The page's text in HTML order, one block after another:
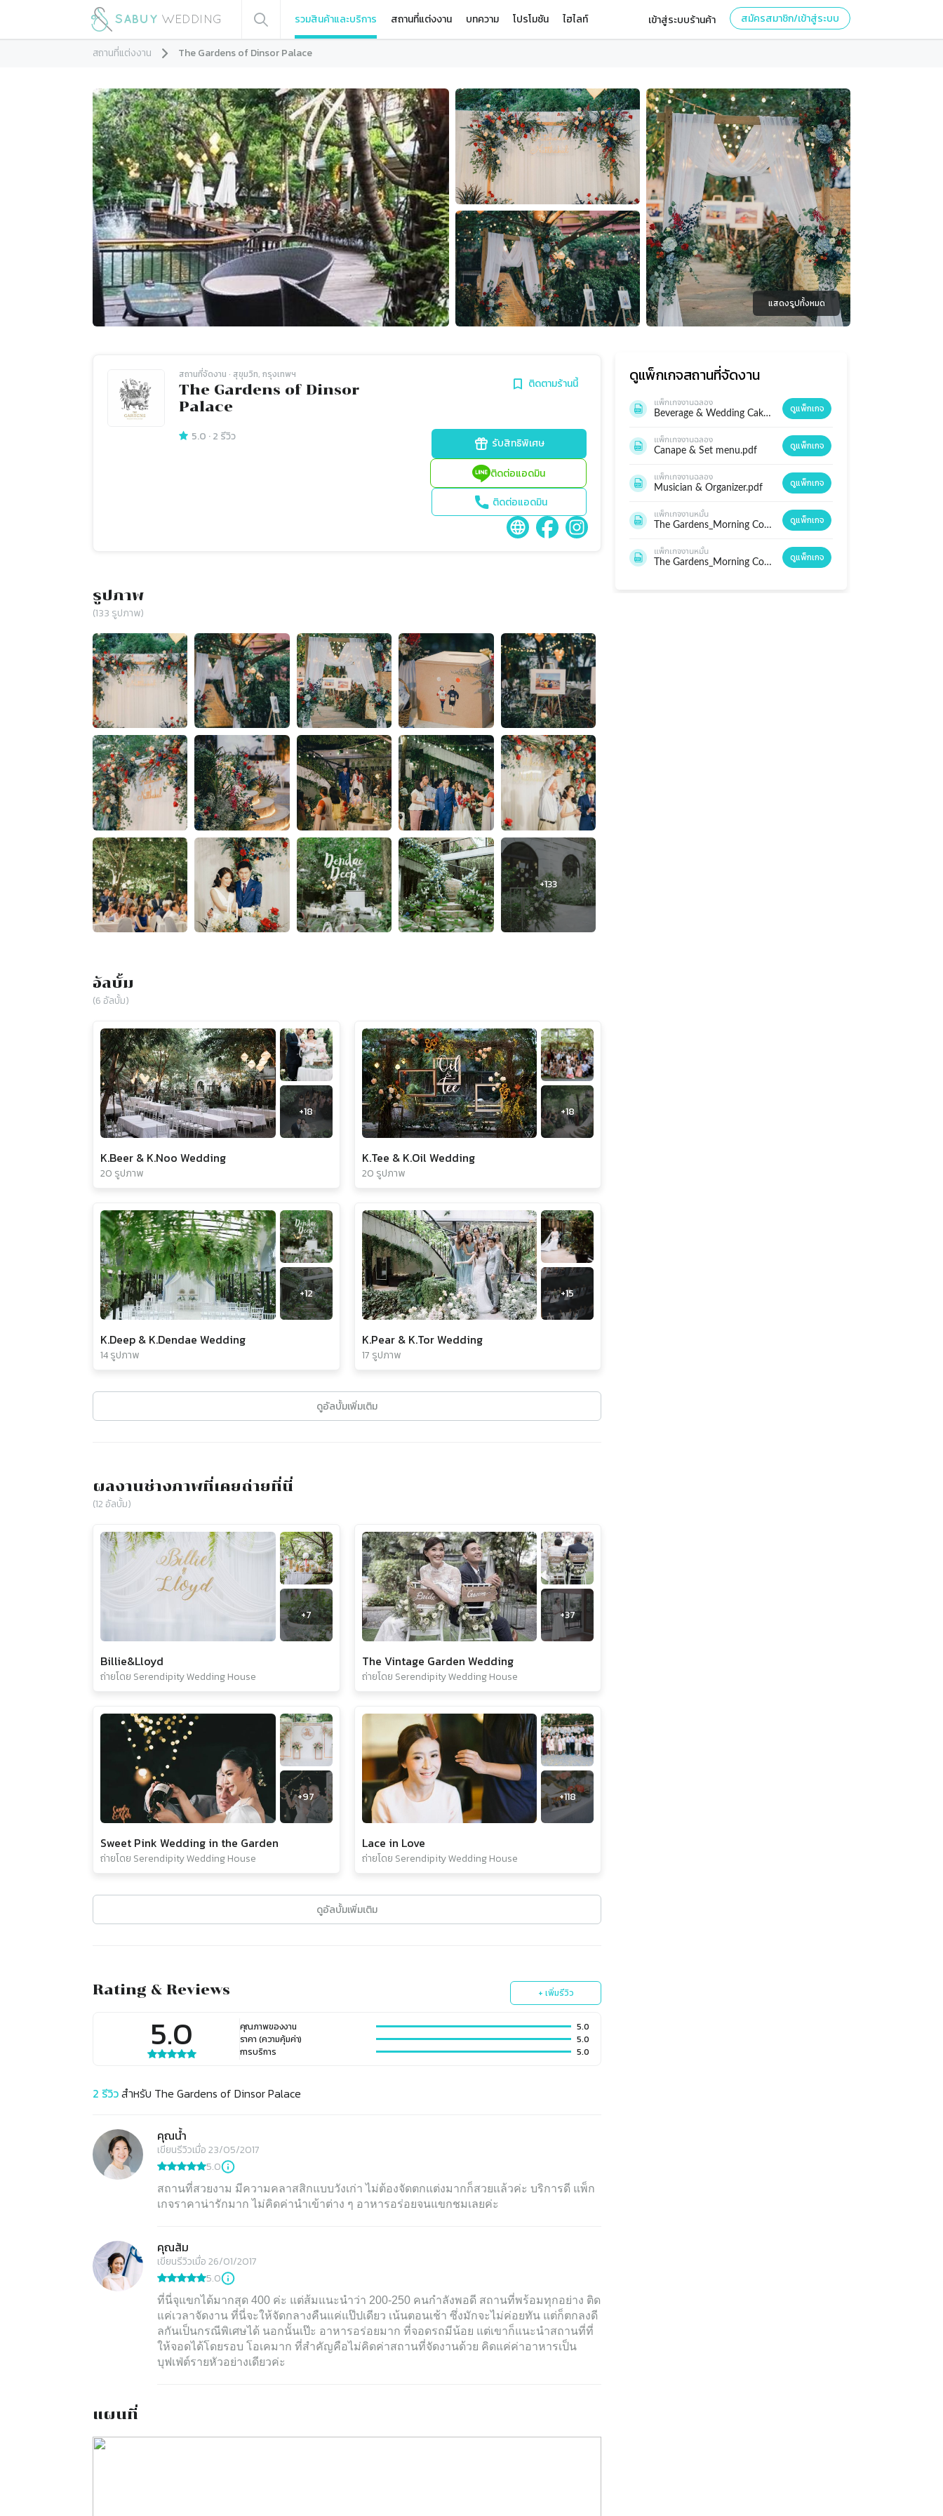
รวมสินค้าและบริการ สถานที่แต่งงาน บทความ โปรโมชัน ไฮไลท์ เข้าสู่ระบบร้านค้า สมัครสมาชิก/เข้าสู่ระบบ
สถานที่แต่งงาน The Gardens of Dinsor Palace
แสดงรูปทั้งหมด
สถานที่จัดงาน · สุขุมวิท, กรุงเทพฯ
The Gardens of Dinsor
Palace
ติดตามร้านนี้
5.0 ·2 รีวิว รับสิทธิพิเศษ
ติดต่อแอดมิน
ติดต่อแอดมิน
รูปภาพ
(133 รูปภาพ)
อัลบั้ม
(6 อัลบั้ม)
+18
K.Beer & K.Noo Wedding
20 รูปภาพ
+18
K.Tee & K.Oil Wedding
20 รูปภาพ
+12
K.Deep & K.Dendae Wedding
14 รูปภาพ
+15
K.Pear & K.Tor Wedding
17 รูปภาพ
ดูอัลบั้มเพิ่มเติม
ผลงานช่างภาพที่เคยถ่ายที่นี่
(12 อัลบั้ม)
+7
Billie&Lloyd
ถ่ายโดย Serendipity Wedding House
+37
The Vintage Garden Wedding
ถ่ายโดย Serendipity Wedding House
+97
Sweet Pink Wedding in the Garden
ถ่ายโดย Serendipity Wedding House
+118
Lace in Love
ถ่ายโดย Serendipity Wedding House
ดูอัลบั้มเพิ่มเติม
Rating & Reviews + เพิ่มรีวิว
5.0 คุณภาพของงาน
5.0
ราคา (ความคุ้มค่า)
5.0
การบริการ
5.0
2 รีวิวสำหรับ The Gardens of Dinsor Palace
คุณน้ำ
เขียนรีวิวเมื่อ 23/05/2017
5.0
สถานที่สวยงาม มีความคลาสสิกแบบวังเก่า ไม่ต้องจัดตกแต่งมากก็สวยเเล้วค่ะ บริการดี แพ็ก
เกจราคาน่ารักมาก ไม่คิดค่านำเข้าต่าง ๆ อาหารอร่อยจนแขกชมเลยค่ะ
คุณส้ม
เขียนรีวิวเมื่อ 26/01/2017
5.0
ที่นี่จุแขกได้มากสุด 400 ค่ะ แต่ส้มแนะนำว่า 200-250 คนกำลังพอดี สถานที่พร้อมทุกอย่าง ติด
แค่เวลาจัดงาน ที่นี่จะให้จัดกลางคืนแค่แป๊ปเดียว เน้นตอนเช้า ซึ่งมักจะไม่ค่อยทัน แต่ก็ตกลงดี
ลกันเป็นกรณีพิเศษได้ นอกนั้นเป๊ะ อาหารอร่อยมาก ที่จอดรถมีน้อย แต่เขาก็แนะนำสถานที่ที่
ให้จอดได้โดยรอบ โอเคมาก ที่สำคัญคือไม่คิดค่าสถานที่จัดงานด้วย คิดแค่ค่าอาหารเป็น
บุฟเฟ่ต์รายหัวอย่างเดียวค่ะ
แผนที่
ดูแพ็กเกจสถานที่จัดงาน
แพ็กเกจงานฉลอง
Beverage & Wedding Cake Package.pdf ดูแพ็กเกจ
แพ็กเกจงานฉลอง
Canape & Set menu.pdf ดูแพ็กเกจ
แพ็กเกจงานฉลอง
Musician & Organizer.pdf ดูแพ็กเกจ
แพ็กเกจงานหมั้น
The Gardens_Morning Coffee & Tea Package.pdf ดูแพ็กเกจ
แพ็กเกจงานหมั้น
The Gardens_Morning Coffee & Tea Package.pdf ดูแพ็กเกจ